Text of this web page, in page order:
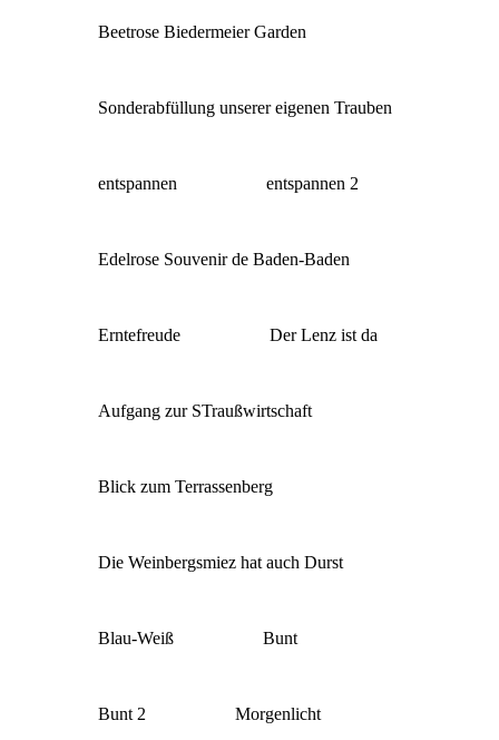
Beetrose Biedermeier Garden
Sonderabfüllung unserer eigenen Trauben
entspannen entspannen 2
Edelrose Souvenir de Baden-Baden
Erntefreude Der Lenz ist da
Aufgang zur STraußwirtschaft
Blick zum Terrassenberg
Die Weinbergsmiez hat auch Durst
Blau-Weiß Bunt
Bunt 2 Morgenlicht